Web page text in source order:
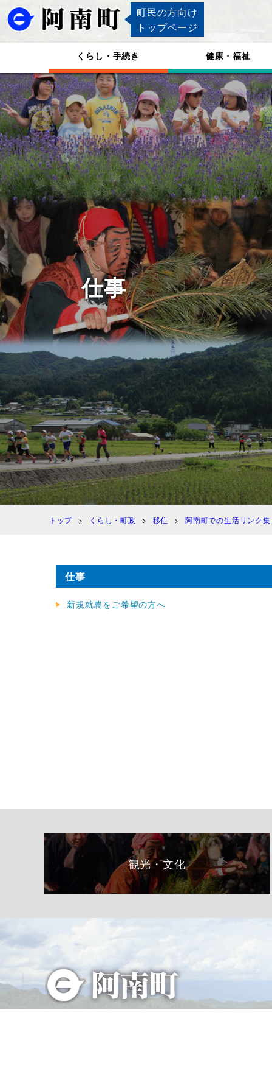
町民の方向け
トップページ
くらし・手続き 健康・福祉
仕事
トップ くらし・町政 移住 阿南町での生活リンク集
仕事
新規就農をご希望の方へ
観光・文化